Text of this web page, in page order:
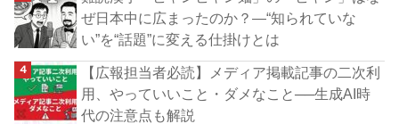
ぜ日本中に広まったのか？―“知られていな
い”を“話題”に変える仕掛けとは
【広報担当者必読】メディア掲載記事の二次利
用、やっていいこと・ダメなこと──生成AI時
代の注意点も解説